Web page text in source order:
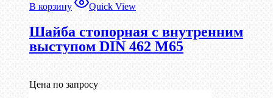
В корзину Quick View
Шайба стопорная с внутренним
выступом DIN 462 М65
Цена по запросу